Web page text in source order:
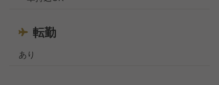
転勤
あり